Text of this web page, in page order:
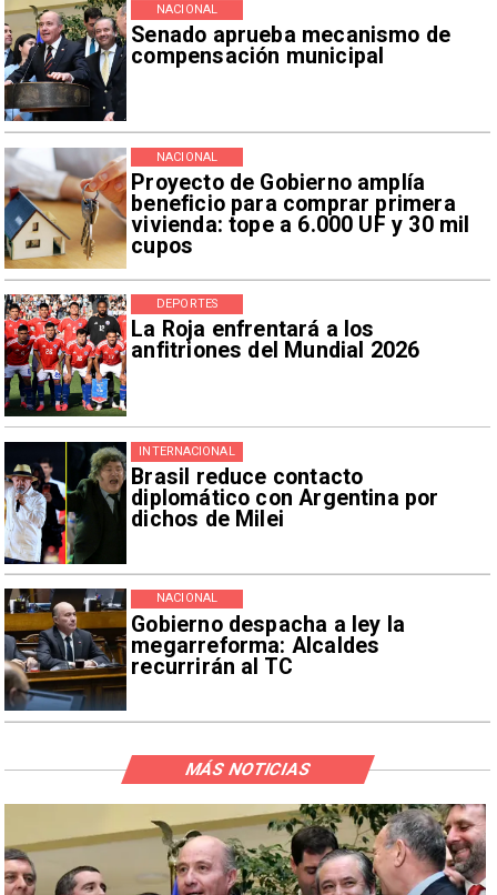
Senado aprueba mecanismo de
compensación municipal
NACIONAL
Proyecto de Gobierno amplía
beneficio para comprar primera
vivienda: tope a 6.000 UF y 30 mil
cupos
NACIONAL
La Roja enfrentará a los
anfitriones del Mundial 2026
DEPORTES
Brasil reduce contacto
diplomático con Argentina por
dichos de Milei
INTERNACIONAL
Gobierno despacha a ley la
megarreforma: Alcaldes
recurrirán al TC
NACIONAL
MÁS NOTICIAS